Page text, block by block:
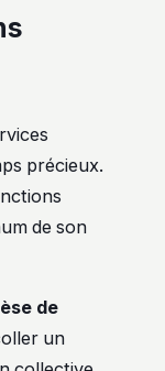
précieux.
de son
de
un